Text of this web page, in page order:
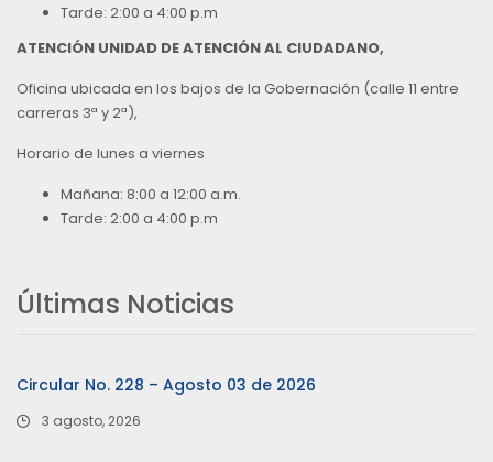
Tarde: 2:00 a 4:00 p.m
ATENCIÓN UNIDAD DE ATENCIÓN AL CIUDADANO,
Oficina ubicada en los bajos de la Gobernación (calle 11 entre
carreras 3ª y 2ª),
Horario de lunes a viernes
Mañana: 8:00 a 12:00 a.m.
Tarde: 2:00 a 4:00 p.m
Últimas Noticias
Circular No. 228 – Agosto 03 de 2026
3 agosto, 2026